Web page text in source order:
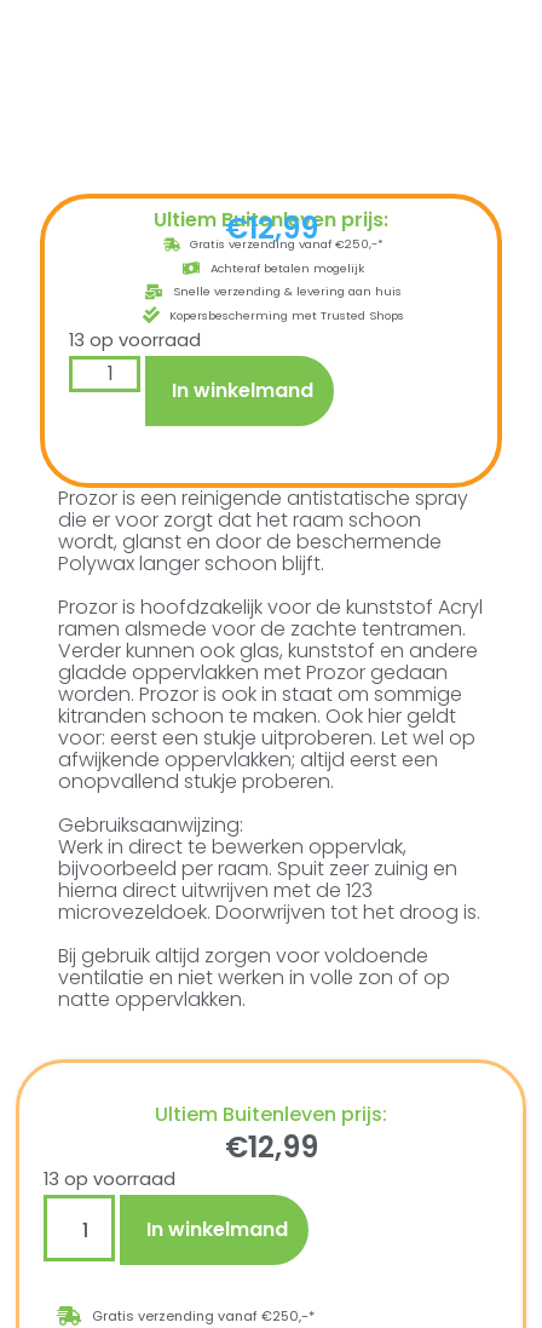
Ultiem Buitenleven prijs:
€12,99
Gratis verzending vanaf €250,-*
Achteraf betalen mogelijk
Snelle verzending & levering aan huis
Kopersbescherming met Trusted Shops
13 op voorraad
In winkelmand
Prozor is een reinigende antistatische spray
die er voor zorgt dat het raam schoon
wordt, glanst en door de beschermende
Polywax langer schoon blijft.
Prozor is hoofdzakelijk voor de kunststof Acryl
ramen alsmede voor de zachte tentramen.
Verder kunnen ook glas, kunststof en andere
gladde oppervlakken met Prozor gedaan
worden. Prozor is ook in staat om sommige
kitranden schoon te maken. Ook hier geldt
voor: eerst een stukje uitproberen. Let wel op
afwijkende oppervlakken; altijd eerst een
onopvallend stukje proberen.
Gebruiksaanwijzing:
Werk in direct te bewerken oppervlak,
bijvoorbeeld per raam. Spuit zeer zuinig en
hierna direct uitwrijven met de 123
microvezeldoek. Doorwrijven tot het droog is.
Bij gebruik altijd zorgen voor voldoende
ventilatie en niet werken in volle zon of op
natte oppervlakken.
Ultiem Buitenleven prijs:
€12,99
13 op voorraad
In winkelmand
Gratis verzending vanaf €250,-*